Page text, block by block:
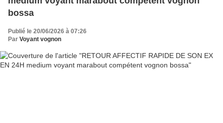
bossa
Publié le 20/06/2026 à 07:26
Par Voyant vognon